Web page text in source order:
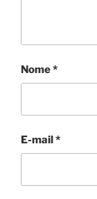
Nome*
E-mail*